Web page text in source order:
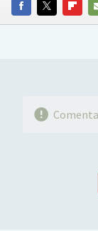
FACEBOOKTWITTER